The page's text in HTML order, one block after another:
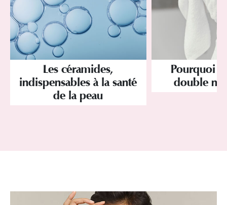
Les céramides,
indispensables à la santé
de la peau
Pourquoi
double